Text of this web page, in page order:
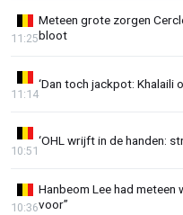
Meteen grote zorgen
bloot
11:25
‘Dan toch jackpot: Khalaili
11:14
‘OHL wrijft in de handen:
10:51
Hanbeom Lee had meteen
voor”
10:36